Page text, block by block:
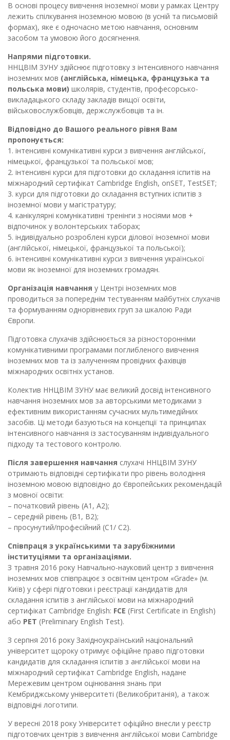
В основі процесу вивчення іноземної мови у рамках Центру
лежить спілкування іноземною мовою (в усній та письмовій
формах), яке є одночасно метою навчання, основним
засобом та умовою його досягнення.
Напрями підготовки.
ННЦВІМ ЗУНУ здійснює підготовку з інтенсивного навчання
іноземних мов (англійська, німецька, французька та
польська мови) школярів, студентів, професорсько-
викладацького складу закладів вищої освіти,
військовослужбовців, держслужбовців та ін.
Відповідно до Вашого реального рівня Вам
пропонується:
1. інтенсивні комунікативні курси з вивчення англійської,
німецької, французької та польської мов;
2. інтенсивні курси для підготовки до складання іспитів на
міжнародний сертифікат Cambridge English, onSET, TestSET;
3. курси для підготовки до складання вступних іспитів з
іноземної мови у магістратуру;
4. канікулярні комунікативні тренінги з носіями мов +
відпочинок у волонтерських таборах;
5. індивідуально розроблені курси ділової іноземної мови
(англійської, німецької, французької та польської);
6. інтенсивні комунікативні курси з вивчення української
мови як іноземної для іноземних громадян.
Організація навчання у Центрі іноземних мов
проводиться за попереднім тестуванням майбутніх слухачів
та формуванням однорівневих груп за шкалою Ради
Європи.
Підготовка слухачів здійснюється за різносторонніми
комунікативними програмами поглибленого вивчення
іноземних мов та із залученням провідних фахівців
міжнародних освітніх установ.
Колектив ННЦВІМ ЗУНУ має великий досвід інтенсивного
навчання іноземних мов за авторськими методиками з
ефективним використанням сучасних мультимедійних
засобів. Ці методи базуються на концепції та принципах
інтенсивного навчання із застосуванням індивідуального
підходу та тестового контролю.
Після завершення навчання слухачі ННЦВІМ ЗУНУ
отримають відповідні сертифікати про рівень володіння
іноземною мовою відповідно до Європейських рекомендацій
з мовної освіти:
– початковий рівень (А1, А2);
– середній рівень (В1, В2);
– просунутий/професійний (С1/ С2).
Співпраця з українськими та зарубіжними
інституціями та організаціями.
З травня 2016 року Навчально-науковий центр з вивчення
іноземних мов співпрацює з освітнім центром «Grade» (м.
Київ) у сфері підготовки і реєстрації кандидатів для
складання іспитів з англійської мови на міжнародний
сертифікат Cambridge English: FCE (First Certificate in English)
або PET (Preliminary English Test).
З серпня 2016 року Західноукраїнський національний
університет щороку отримує офіційне право підготовки
кандидатів для складання іспитів з англійської мови на
міжнародний сертифікат Cambridge English, надане
Мережевим центром оцінювання знань при
Кембриджському університеті (Великобританія), а також
відповідні логотипи.
У вересні 2018 року Університет офіційно внесли у реєстр
підготовчих центрів з вивчення англійської мови Cambridge